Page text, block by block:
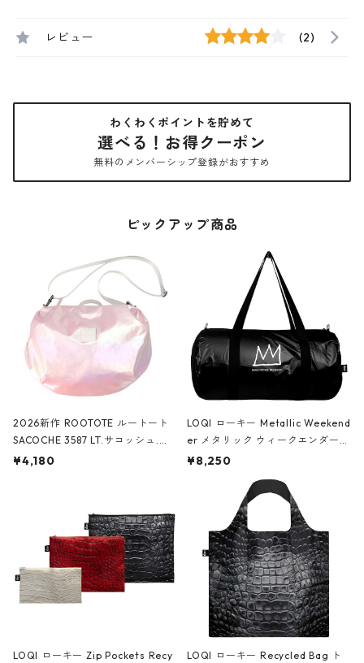
レビュー (2)
わくわくポイントを貯めて
選べる！お得クーポン
無料のメンバーシップ登録がおすすめ
ピックアップ商品
2026新作 ROOTOTE ルートート
SACOCHE 3587 LT.サコッシュ.ル
ミエ-B ショルダーバッグ グロスピ
¥4,180
LOQI ローキー Metallic Weekend
er メタリック ウィークエンダー
ボストンバッグ ショルダーバッグ
Black ジャン=ミッシェル・バスキ
ア/クラウン ブラック
¥8,250
LOQI ローキー Zip Pockets Recy
LOQI ローキー Recycled Bag ト